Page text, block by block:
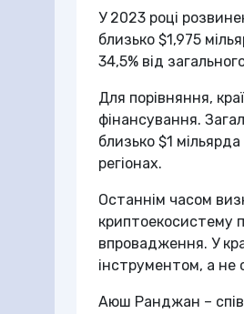
У 2023 році
близько $1,975
34,5% від
Для порівняння,
фінансування.
близько $1
регіонах.
Останнім часом
криптоекосистему
впровадження. У
інструментом, а не
Аюш Ранджан –